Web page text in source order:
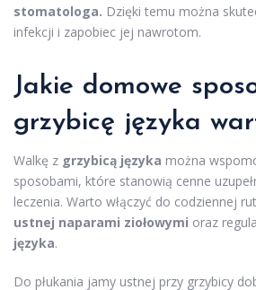
stomatologa. Dzięki temu można
infekcji i zapobiec jej nawrotom.
Jakie domowe
grzybicę języka
Walkę z grzybicą języka można
sposobami, które stanowią cenne
leczenia. Warto włączyć do codziennej
ustnej naparami ziołowymi oraz
języka.
Do płukania jamy ustnej przy grzybicy